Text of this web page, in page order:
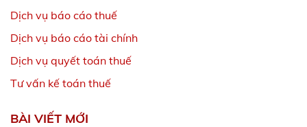
Dịch vụ báo cáo thuế
Dịch vụ báo cáo tài chính
Dịch vụ quyết toán thuế
Tư vấn kế toán thuế
BÀI VIẾT MỚI